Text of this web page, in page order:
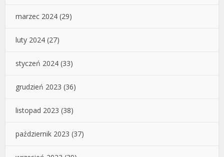
marzec 2024 (29)
luty 2024 (27)
styczeń 2024 (33)
grudzień 2023 (36)
listopad 2023 (38)
październik 2023 (37)